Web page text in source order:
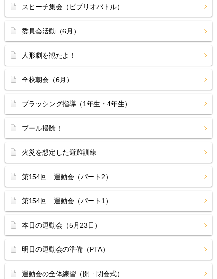
スピーチ集会（ビブリオバトル）
委員会活動（6月）
人形劇を観たよ！
全校朝会（6月）
ブラッシング指導（1年生・4年生）
プール掃除！
火災を想定した避難訓練
第154回 運動会（パート2）
第154回 運動会（パート1）
本日の運動会（5月23日）
明日の運動会の準備（PTA）
運動会の全体練習（開・閉会式）